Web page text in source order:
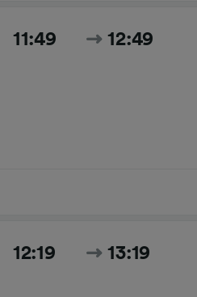
11:49 12:49
12:19 13:19